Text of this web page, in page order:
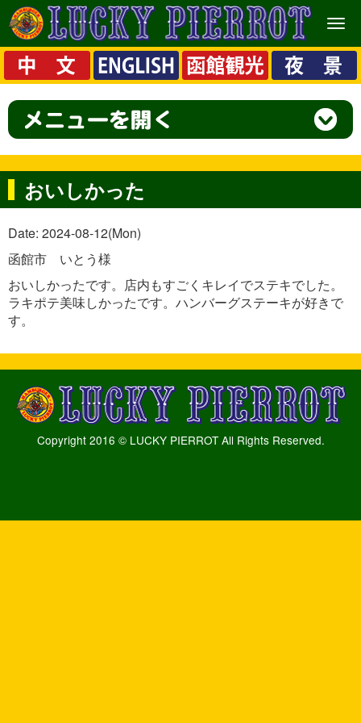
メ
ニ
ュ
ー
おいしかった
Date: 2024-08-12(Mon)
函館市 いとう様
おいしかったです。店内もすごくキレイでステキでした。
ラキポテ美味しかったです。ハンバーグステーキが好きで
す。
Copyright 2016 © LUCKY PIERROT All Rights Reserved.